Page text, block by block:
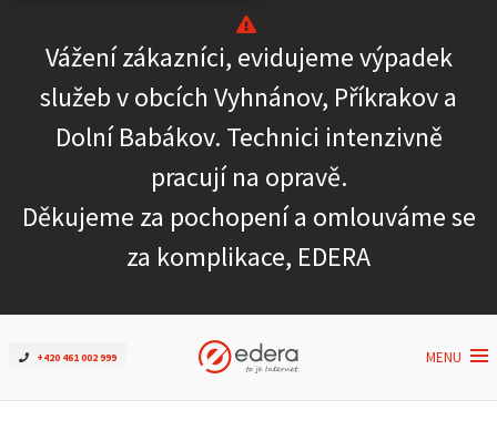
Vážení zákazníci, evidujeme výpadek
služeb v obcích Vyhnánov, Příkrakov a
Dolní Babákov. Technici intenzivně
pracují na opravě.
Děkujeme za pochopení a omlouváme se
za komplikace, EDERA
+420 461 002 999 MENU
Ověřit dostupnost
Internet
ČEZNET TV
Podpora